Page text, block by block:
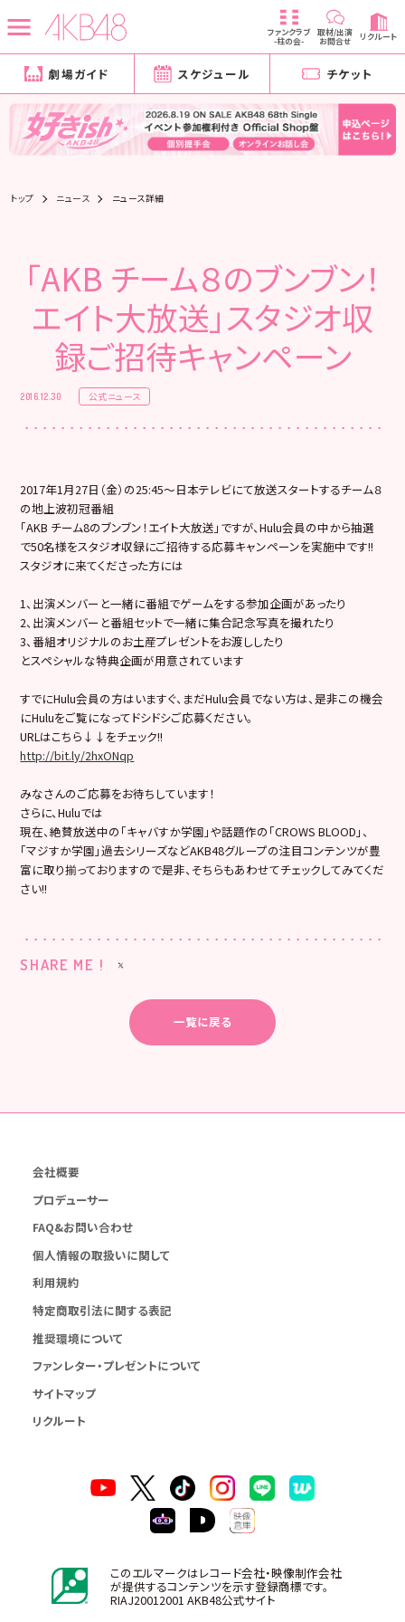
ファンクラブ
-柱の会-
取材/出演
お問合せ リクルート
劇場ガイド スケジュール チケット
トップ ニュース ニュース詳細
「AKB チーム８のブンブン！
エイト大放送」スタジオ収
録ご招待キャンペーン
2016.12.30 公式ニュース
2017年1月27日（金）の25:45〜日本テレビにて放送スタートするチーム８
の地上波初冠番組
「AKB チーム8のブンブン！エイト大放送」ですが、Hulu会員の中から抽選
で50名様をスタジオ収録にご招待する応募キャンペーンを実施中です!!
スタジオに来てくださった方には
1、出演メンバーと一緒に番組でゲームをする参加企画があったり
2、出演メンバーと番組セットで一緒に集合記念写真を撮れたり
3、番組オリジナルのお土産プレゼントをお渡ししたり
とスペシャルな特典企画が用意されています
すでにHulu会員の方はいますぐ、まだHulu会員でない方は、是非この機会
にHuluをご覧になってドシドシご応募ください。
URLはこちら↓↓をチェック!!
http://bit.ly/2hxONqp
みなさんのご応募をお待ちしています！
さらに、Huluでは
現在、絶賛放送中の「キャバすか学園」や話題作の「CROWS BLOOD」、
「マジすか学園」過去シリーズなどAKB48グループの注目コンテンツが豊
富に取り揃っておりますので是非、そちらもあわせてチェックしてみてくだ
さい!!
SHARE ME !
一覧に戻る
会社概要
プロデューサー
FAQ&お問い合わせ
個人情報の取扱いに関して
利用規約
特定商取引法に関する表記
推奨環境について
ファンレター・プレゼントについて
サイトマップ
リクルート
このエルマークはレコード会社・映像制作会社
が提供するコンテンツを示す登録商標です。
RIAJ20012001 AKB48公式サイト